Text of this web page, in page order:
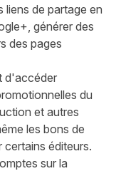
liens de partage en
générer des
des pages
d'accéder
du
et autres
les bons de
éditeurs.
sur la